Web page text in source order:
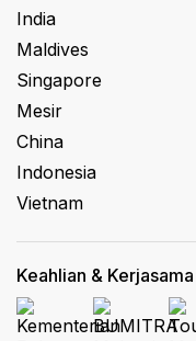
India
Maldives
Singapore
Mesir
China
Indonesia
Vietnam
Keahlian &